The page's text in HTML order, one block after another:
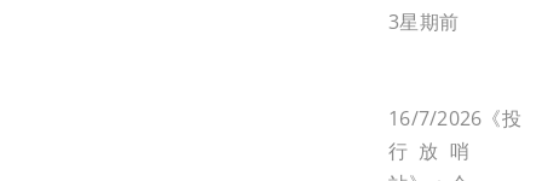
3星期前
16/7/2026《投
行放哨